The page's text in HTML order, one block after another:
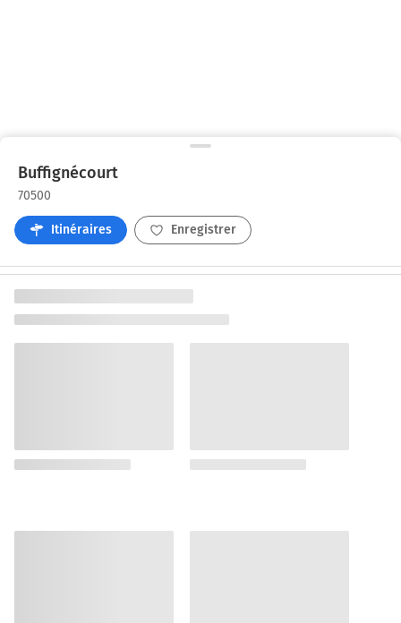
Buffignécourt
70500
Itinéraires Enregistrer